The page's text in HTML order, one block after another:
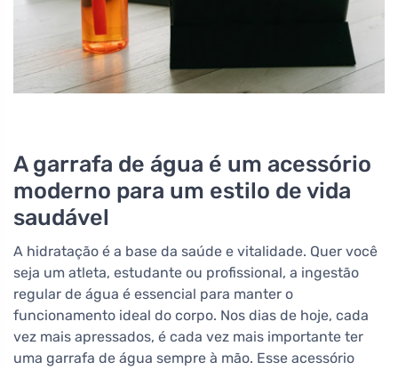
A garrafa de água é um acessório
moderno para um estilo de vida
saudável
A hidratação é a base da saúde e vitalidade. Quer você
seja um atleta, estudante ou profissional, a ingestão
regular de água é essencial para manter o
funcionamento ideal do corpo. Nos dias de hoje, cada
vez mais apressados, é cada vez mais importante ter
uma garrafa de água sempre à mão. Esse acessório